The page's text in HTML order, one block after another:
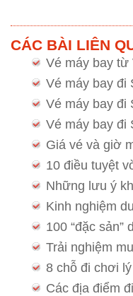
CÁC BÀI LIÊN
Vé máy bay từ
Vé máy bay đi
Vé máy bay đi
Vé máy bay đi
Giá vé và giờ
10 điều tuyệt
Những lưu ý
Kinh nghiệm
100 “đặc sản”
Trải nghiệm
8 chỗ đi chơi
Các địa điểm